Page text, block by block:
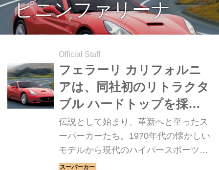
ピニンファリーナ
Official Staff
フェラーリ カリフォルニ
アは、同社初のリトラクタ
ブル ハードトップを採用
したカブリオレ【スーパー
カークロニクル・完全版／
049】
伝説として始まり、革新へと至ったス
ーパーカーたち。1970年代の懐かしい
モデルから現代のハイパースポーツま
で紹介していこう。今回は、フェラー